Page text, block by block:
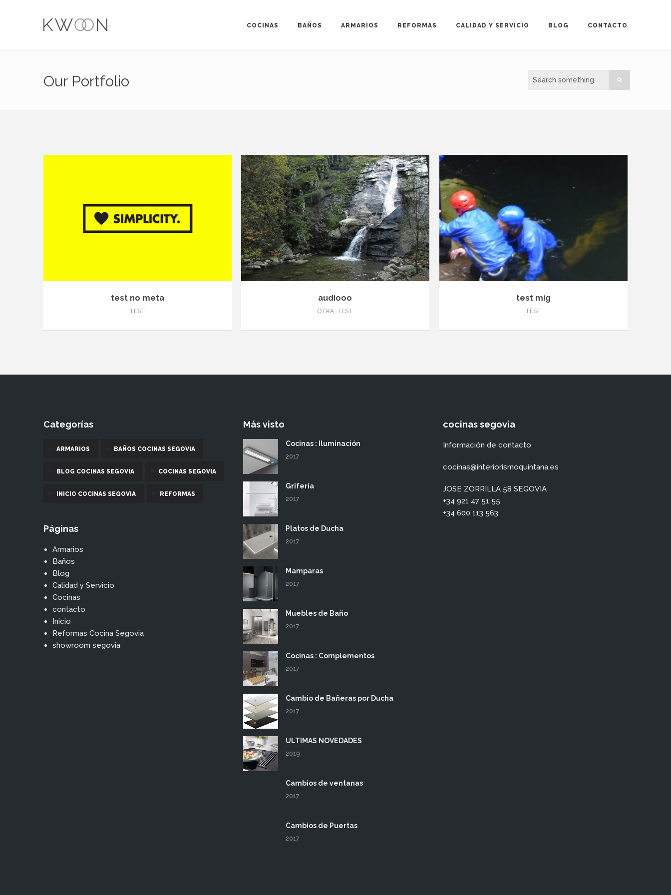
COCINAS BAÑOS ARMARIOS REFORMAS CALIDAD Y SERVICIO BLOG CONTACTO
Our Portfolio
test no meta
TEST
audiooo
OTRA TEST
test mig
TEST
Categorías
ARMARIOS BAÑOS COCINAS SEGOVIA
BLOG COCINAS SEGOVIA COCINAS SEGOVIA
INICIO COCINAS SEGOVIA REFORMAS
Páginas
Armarios
Baños
Blog
Calidad y Servicio
Cocinas
contacto
Inicio
Reformas Cocina Segovia
showroom segovia
Más visto
Cocinas : Iluminación
2017
Grifería
2017
Platos de Ducha
2017
Mamparas
2017
Muebles de Baño
2017
Cocinas : Complementos
2017
Cambio de Bañeras por Ducha
2017
ULTIMAS NOVEDADES
2019
Cambios de ventanas
2017
Cambios de Puertas
2017
cocinas segovia
Información de contacto
cocinas@interiorismoquintana.es
JOSE ZORRILLA 58 SEGOVIA
+34 921 47 51 55
+34 600 113 563